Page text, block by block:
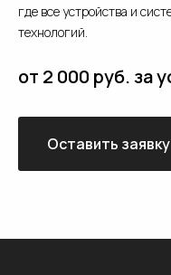
где все устройства и
технологий.
от 2 000 руб. за
Оставить заявку